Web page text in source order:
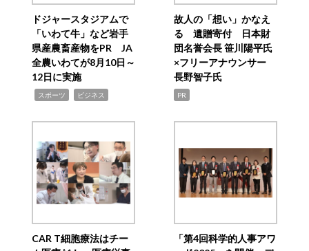
ドジャースタジアムで
「いわて牛」など岩手
県産農畜産物をPR JA
全農いわてが8月10日～
12日に実施
スポーツ ビジネス
故人の「想い」かなえ
る 遺贈寄付 日本財
団名誉会長 笹川陽平氏
×フリーアナウンサー
長野智子氏
PR
CAR T細胞療法はチー
「第4回科学的人事アワ